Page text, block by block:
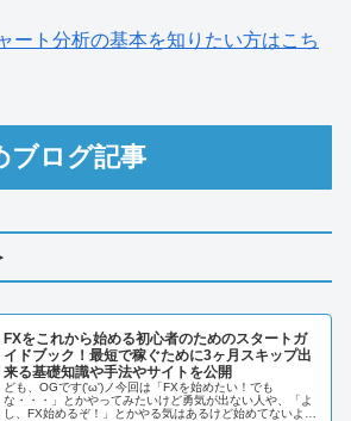
ート分析の基本を知りたい方はこち
ブログ記事
FXをこれから始める初心者のためのスタートガ
イドブック！最短で稼ぐために3ヶ月スキップ出
来る基礎知識や手法やサイトを公開
ども、OGです('ω')ノ今回は「FXを始めたい！でも
な・・・」とかやってみたいけど勇気が出ない人や、「よ
し、FX始めるぞ！」とかやる気はあるけど始めてないよう